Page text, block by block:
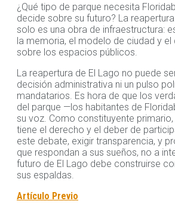
¿Qué tipo de parque necesita
decide sobre su futuro? La
solo es una obra de infraestructura:
la memoria, el modelo de ciudad y
sobre los espacios públicos.
La reapertura de El Lago no puede
decisión administrativa ni un pulso
mandatarios. Es hora de que los
del parque —los habitantes de
su voz. Como constituyente
tiene el derecho y el deber de
este debate, exigir transparencia, y
que respondan a sus sueños, no a
futuro de El Lago debe construirse
sus espaldas.
Artículo Previo